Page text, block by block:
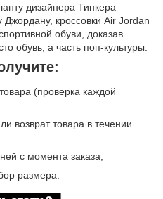
дизайнера Тинкера
кроссовки Air Jordan
обуви, доказав
обувь, а часть поп-культуры.
(проверка каждой
возврат товара в течении
с момента заказа;
размера.